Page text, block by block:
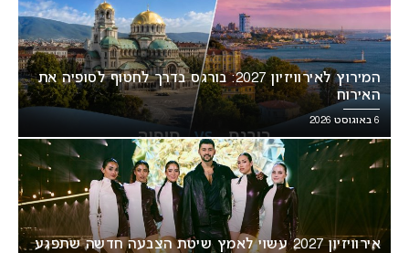
המירוץ לאירוויזיון 2027: בורגס בדרך לחטוף לסופיה את
האירוח
6 באוגוסט 2026
אירוויזיון 2027 עשוי לאמץ שיטת הצבעה חדשה שתפגע